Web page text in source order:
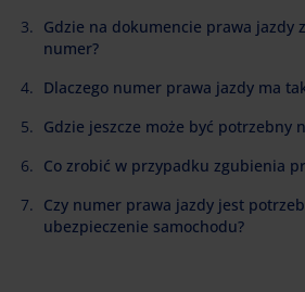
Gdzie na dokumencie prawa jazdy
numer?
Dlaczego numer prawa jazdy ma
Gdzie jeszcze może być potrzebny
Co zrobić w przypadku zgubienia
Czy numer prawa jazdy jest
ubezpieczenie samochodu?